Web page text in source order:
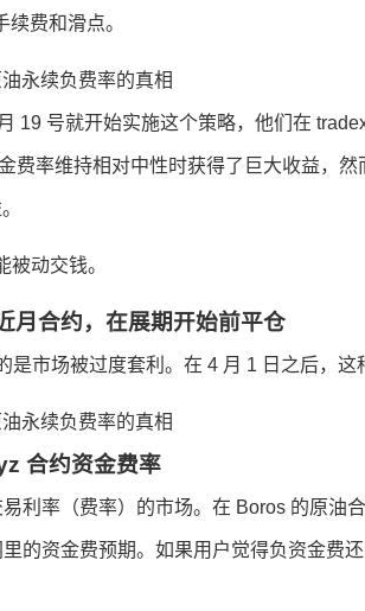
费和滑点。
19 号就开始实施这个策略，他们在
费率维持相对中性时获得了巨大收益，然
动交钱。
月合约，在展期开始前平仓
市场被过度套利。在 4 月 1 日之后，这
合约资金费率
利率（费率）的市场。在 Boros 的原油
的资金费预期。如果用户觉得负资金费